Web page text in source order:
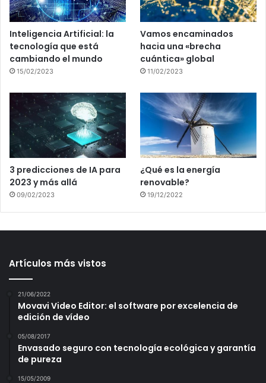
Inteligencia Artificial: la
tecnología que está
cambiando el mundo
15/02/2023
Vamos encaminados
hacia una «brecha
cuántica» global
11/02/2023
3 predicciones de IA para
2023 y más allá
09/02/2023
¿Qué es la energía
renovable?
19/12/2022
Artículos más vistos
21/06/2022
Movavi Video Editor: el software por excelencia de
edición de vídeo
05/08/2017
Envasado seguro con tecnología ecológica y garantía
de pureza
15/05/2009